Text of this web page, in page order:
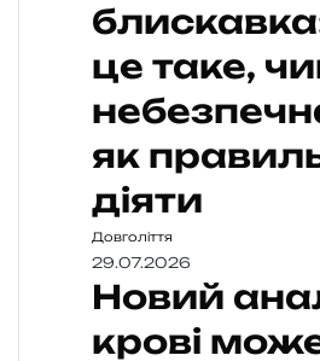
це таке,
як
діяти
Довголіття
29.07.2026
Новий
крові